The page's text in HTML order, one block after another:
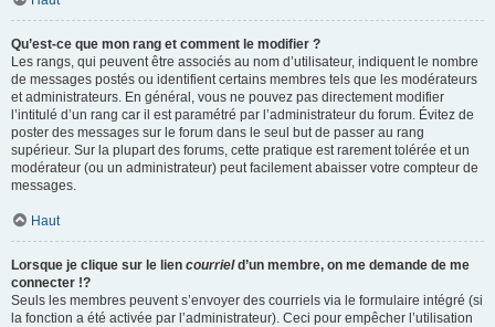
Qu’est-ce que mon rang et comment le modifier ?
Les rangs, qui peuvent être associés au nom d’utilisateur, indiquent le nombre
de messages postés ou identifient certains membres tels que les modérateurs
et administrateurs. En général, vous ne pouvez pas directement modifier
l’intitulé d’un rang car il est paramétré par l’administrateur du forum. Évitez de
poster des messages sur le forum dans le seul but de passer au rang
supérieur. Sur la plupart des forums, cette pratique est rarement tolérée et un
modérateur (ou un administrateur) peut facilement abaisser votre compteur de
messages.
Haut
Lorsque je clique sur le lien courrield’un membre, on me demande de me
connecter !?
Seuls les membres peuvent s’envoyer des courriels via le formulaire intégré (si
la fonction a été activée par l’administrateur). Ceci pour empêcher l’utilisation